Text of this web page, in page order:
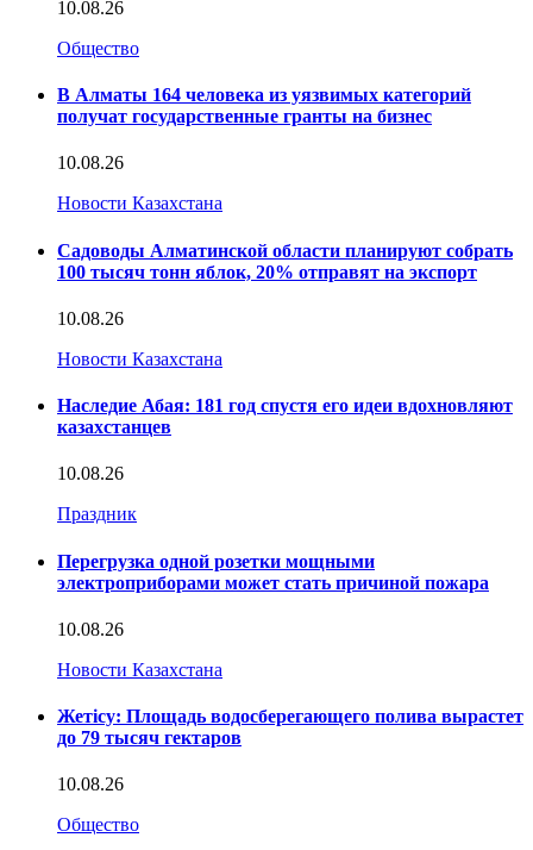
10.08.26
Общество
В Алматы 164 человека из уязвимых категорий
получат государственные гранты на бизнес
10.08.26
Новости Казахстана
Садоводы Алматинской области планируют собрать
100 тысяч тонн яблок, 20% отправят на экспорт
10.08.26
Новости Казахстана
Наследие Абая: 181 год спустя его идеи вдохновляют
казахстанцев
10.08.26
Праздник
Перегрузка одной розетки мощными
электроприборами может стать причиной пожара
10.08.26
Новости Казахстана
Жетісу: Площадь водосберегающего полива вырастет
до 79 тысяч гектаров
10.08.26
Общество